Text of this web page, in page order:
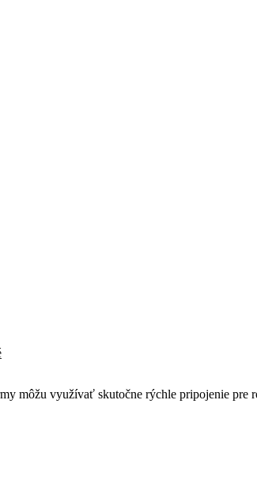
môžu využívať skutočne rýchle pripojenie